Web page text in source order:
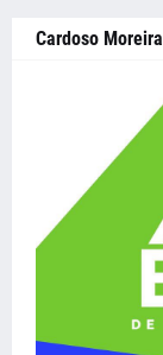
Cardoso Moreira